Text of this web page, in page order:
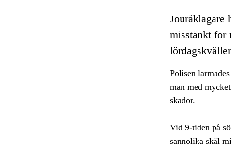
Jouråklagare
misstänkt för
Polisen
man med
skador.
Vid 9-tiden på
sannolika skäl